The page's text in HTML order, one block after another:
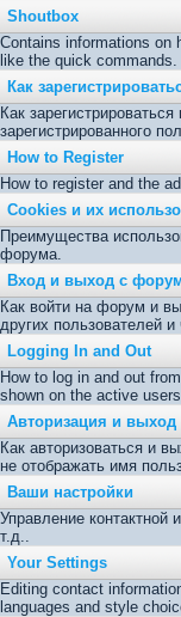
Shoutbox
Contains informations on
like the quick commands.
Как
Как
зарегистрированного
How to Register
How to register and the
Cookies и их
Преимущества
форума.
Вход и выход с
Как войти на форум и
других пользователей
Logging In and Out
How to log in and out
shown on the active
Авторизация и выход
Как авторизоваться и
не отображать имя
Ваши настройки
Управление
т.д..
Your Settings
Editing contact
languages and style